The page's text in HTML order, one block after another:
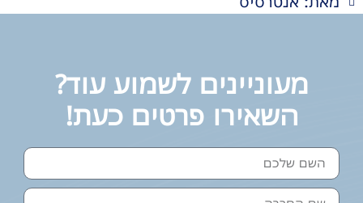
מעוניינים לשמוע עוד?
השאירו פרטים כעת!